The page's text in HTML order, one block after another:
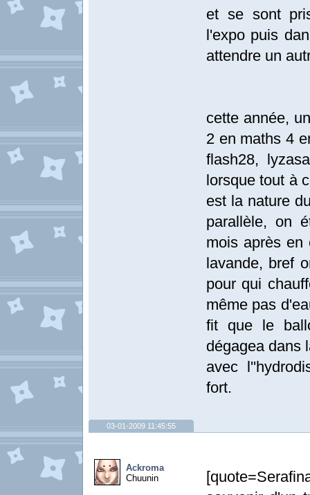
et se sont
l'expo puis
attendre un
cette année,
2 en maths 4
flash28,
lorsque tout à
est la nature
parallèle, on
mois après en
lavande, bref
pour qui
même pas
fit que le
dégagea dans
avec
fort.
03-01-2009 11:45:55
Ackroma
Chuunin